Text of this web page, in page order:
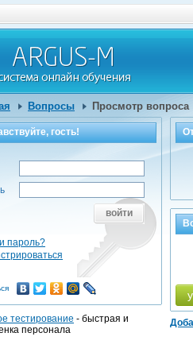
Вопросы Просмотр вопроса
гость!
войти
пароль?
тестирование - быстрая и
персонала